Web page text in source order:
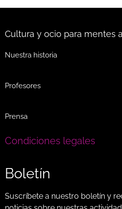
Cultura y ocio para mentes
Nuestra historia
Profesores
Prensa
Condiciones legales
Boletín
Suscríbete a nuestro boletín y